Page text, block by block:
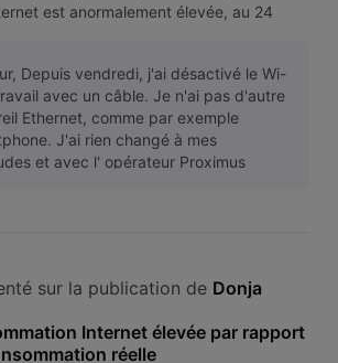
est anormalement élevée, au 24
Depuis vendredi, j'ai désactivé le Wi-
avec un câble. Je n'ai pas d'autre
Ethernet, comme par exemple
J'ai rien changé à mes
et avec l' opérateur Proximus
sur la publication de Donja
Internet élevée par rapport
réelle